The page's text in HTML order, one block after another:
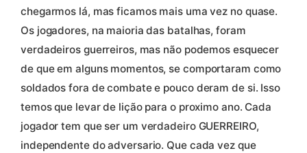
chegarmos lá, mas ficamos mais uma vez no quase.
Os jogadores, na maioria das batalhas, foram
verdadeiros guerreiros, mas não podemos esquecer
de que em alguns momentos, se comportaram como
soldados fora de combate e pouco deram de si. Isso
temos que levar de lição para o proximo ano. Cada
jogador tem que ser um verdadeiro GUERREIRO,
independente do adversario. Que cada vez que